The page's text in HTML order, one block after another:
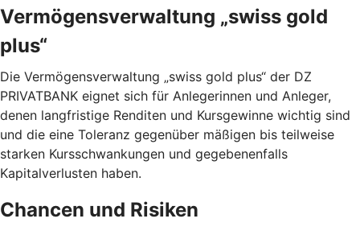
Vermögensverwaltung „swiss gold
plus“
Die Vermögensverwaltung „swiss gold plus“ der DZ
PRIVATBANK eignet sich für Anlegerinnen und Anleger,
denen langfristige Renditen und Kursgewinne wichtig sind
und die eine Toleranz gegenüber mäßigen bis teilweise
starken Kursschwankungen und gegebenenfalls
Kapitalverlusten haben.
Chancen und Risiken